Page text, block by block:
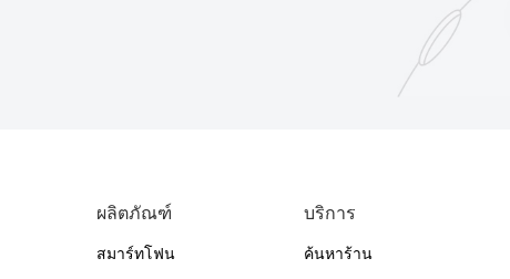
ผลิตภัณฑ์
สมาร์ทโฟน
บริการ
ค้นหาร้าน